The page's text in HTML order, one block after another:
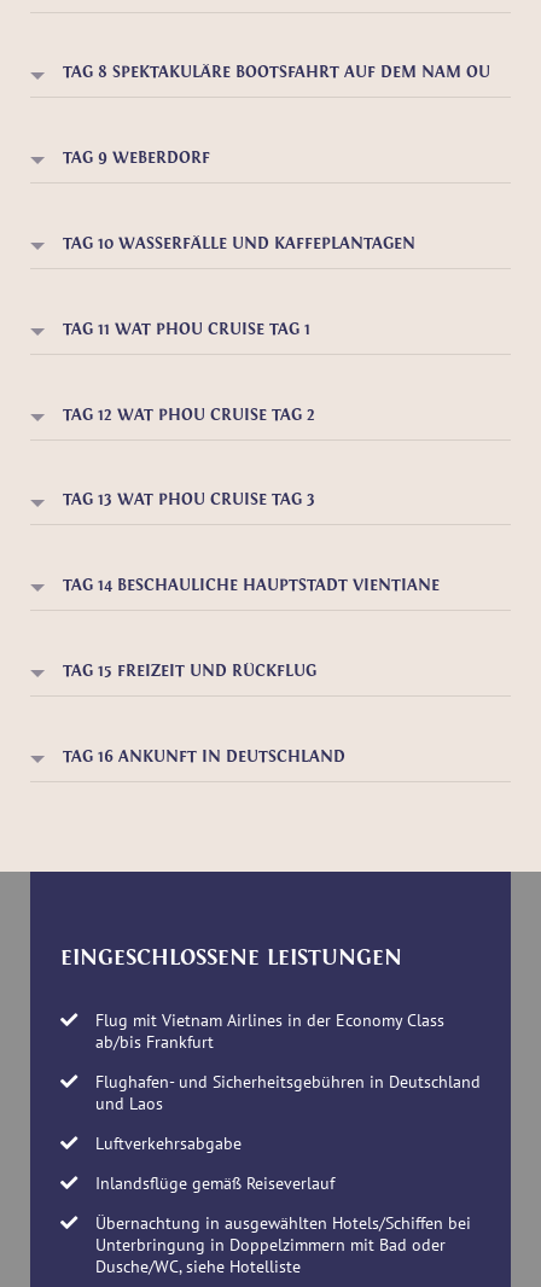
TAG 8 SPEKTAKULÄRE BOOTSFAHRT AUF DEM NAM OU
TAG 9 WEBERDORF
TAG 10 WASSERFÄLLE UND KAFFEPLANTAGEN
TAG 11 WAT PHOU CRUISE TAG 1
TAG 12 WAT PHOU CRUISE TAG 2
TAG 13 WAT PHOU CRUISE TAG 3
TAG 14 BESCHAULICHE HAUPTSTADT VIENTIANE
TAG 15 FREIZEIT UND RÜCKFLUG
TAG 16 ANKUNFT IN DEUTSCHLAND
EINGESCHLOSSENE LEISTUNGEN
Flug mit Vietnam Airlines in der Economy Class
ab/bis Frankfurt
Flughafen- und Sicherheitsgebühren in Deutschland
und Laos
Luftverkehrsabgabe
Inlandsflüge gemäß Reiseverlauf
Übernachtung in ausgewählten Hotels/Schiffen bei
Unterbringung in Doppelzimmern mit Bad oder
Dusche/WC, siehe Hotelliste